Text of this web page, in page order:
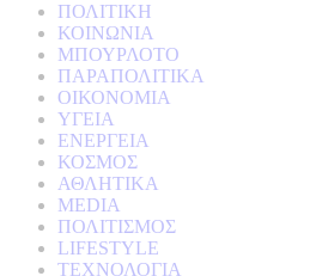
ΠΟΛΙΤΙΚΗ
ΚΟΙΝΩΝΙΑ
ΜΠΟΥΡΛΟΤΟ
ΠΑΡΑΠΟΛΙΤΙΚΑ
ΟΙΚΟΝΟΜΙΑ
ΥΓΕΙΑ
ΕΝΕΡΓΕΙΑ
ΚΟΣΜΟΣ
ΑΘΛΗΤΙΚΑ
MEDIA
ΠΟΛΙΤΙΣΜΟΣ
LIFESTYLE
ΤΕΧΝΟΛΟΓΙΑ